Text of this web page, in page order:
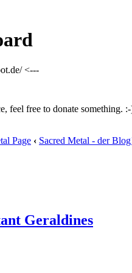
<---
feel free to donate something.
Page ‹ Sacred Metal - der
Geraldines